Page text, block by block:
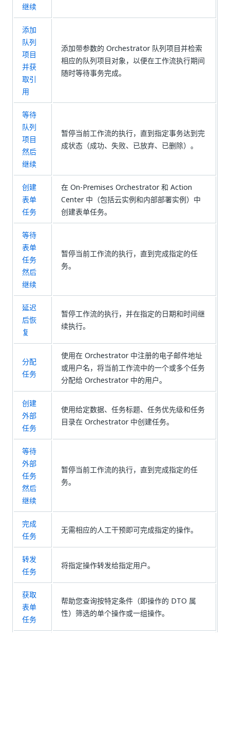
继续
添加
队列
项目
并获
取引
用
添加带参数的 Orchestrator 队列项目并检索
相应的队列项目对象，以便在工作流执行期间
随时等待事务完成。
等待
队列
项目
然后
继续
暂停当前工作流的执行，直到指定事务达到完
成状态（成功、失败、已放弃、已删除）。
创建
表单
任务
在 On-Premises Orchestrator 和 Action
Center 中（包括云实例和内部部署实例）中
创建表单任务。
等待
表单
任务
然后
继续
暂停当前工作流的执行，直到完成指定的任
务。
延迟
后恢
复
暂停工作流的执行，并在指定的日期和时间继
续执行。
分配
任务
使用在 Orchestrator 中注册的电子邮件地址
或用户名，将当前工作流中的一个或多个任务
分配给 Orchestrator 中的用户。
创建
外部
任务
使用给定数据、任务标题、任务优先级和任务
目录在 Orchestrator 中创建任务。
等待
外部
任务
然后
继续
暂停当前工作流的执行，直到完成指定的任
务。
完成
任务
无需相应的人工干预即可完成指定的操作。
转发
任务
将指定操作转发给指定用户。
获取
表单
任务
帮助您查询按特定条件（即操作的 DTO 属
性）筛选的单个操作或一组操作。